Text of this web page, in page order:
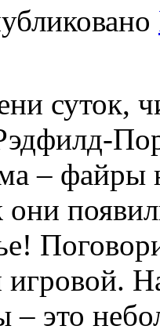
суток,
–
они
игровой.
– это